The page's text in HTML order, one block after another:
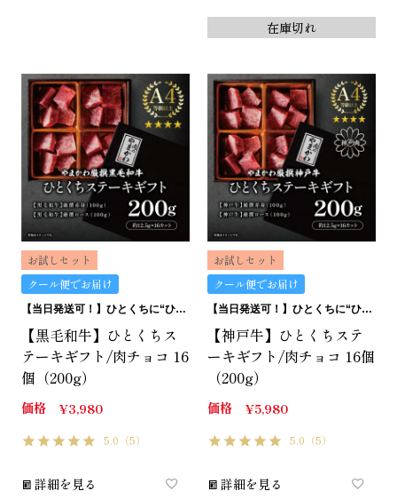
在庫切れ
お試しセット
クール便でお届け
【当日発送可！】ひとくちに“ひとくちの贅沢”。ひとくちステーキギフトは、どうです？
【黒毛和牛】ひとくちス
テーキギフト/肉チョコ 16
個（200g）
価格 ¥3,980
5.0 （5）
詳細を見る
お試しセット
クール便でお届け
【当日発送可！】ひとくちに“ひとくちの贅沢”。ひとくちステーキギフトは、どうです？
【神戸牛】ひとくちステ
ーキギフト/肉チョコ 16個
（200g）
価格 ¥5,980
5.0 （5）
詳細を見る